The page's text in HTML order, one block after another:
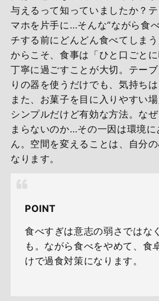
与えるって知っていましたか？
マホを片手に…そんな“ながら食
チする前にどんどん食べてしま
からこそ、食事は「ひと口ごと
丁寧に過ごすことが大切。テー
りの器を使うだけでも、気持ち
また、お菓子を目に入りやすい
シンプルだけど有効な方法。な
まらないのか…その一因は環境
ん。空間を変えることは、自分
なります。
POINT
食べすぎは意志の弱さではな
も。ながら食べをやめて、食
けで過食対策になります。